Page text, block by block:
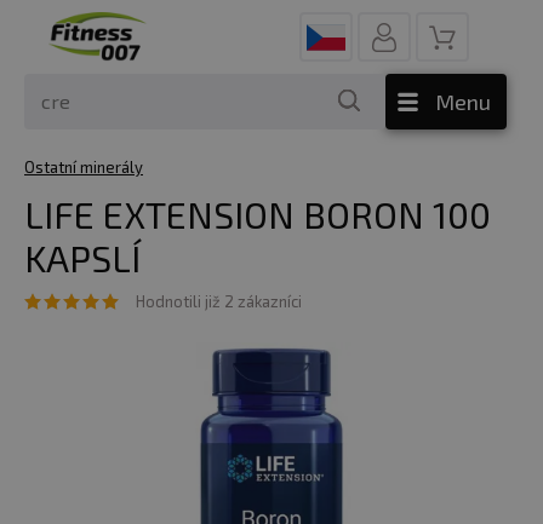
Menu
Ostatní minerály
LIFE EXTENSION BORON 100
KAPSLÍ
Hodnotili již 2 zákazníci